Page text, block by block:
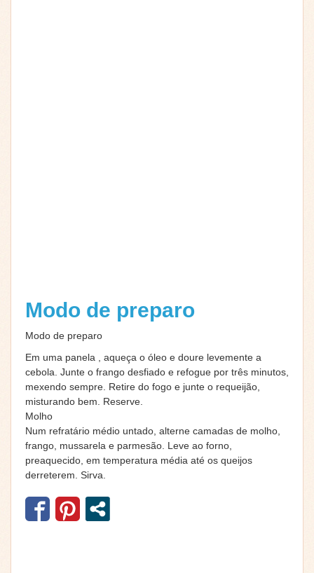
Modo de preparo
Modo de preparo
Em uma panela , aqueça o óleo e doure levemente a
cebola. Junte o frango desfiado e refogue por três minutos,
mexendo sempre. Retire do fogo e junte o requeijão,
misturando bem. Reserve.
Molho
Num refratário médio untado, alterne camadas de molho,
frango, mussarela e parmesão. Leve ao forno,
preaquecido, em temperatura média até os queijos
derreterem. Sirva.